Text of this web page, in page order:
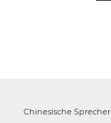
Chinesische Sprecher